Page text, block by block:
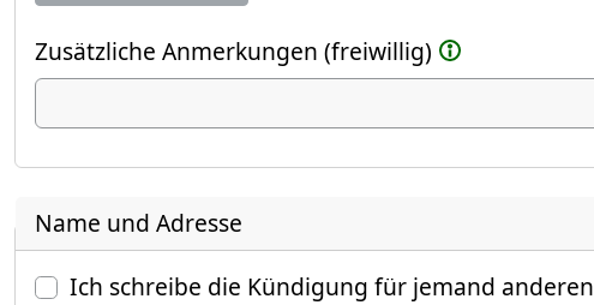
Zusätzliche Anmerkungen (freiwillig)
Name und Adresse
Ich schreibe die Kündigung für jemand anderen